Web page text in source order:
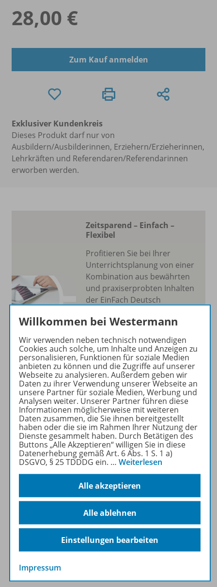
28,00 €
Zum Kauf anmelden
Exklusiver Kundenkreis
Dieses Produkt darf nur von
Ausbildern/Ausbilderinnen, Erziehern/Erzieherinnen,
Lehrkräften und Referendaren/Referendarinnen
erworben werden.
Zeitsparend – Einfach –
Flexibel
Profitieren Sie bei Ihrer
Unterrichtsplanung von einer
Kombination aus bewährten
und praxiserprobten Inhalten
der EinFach Deutsch
Vorzügen einer
benutzerfreundlichen und
intuitiven
Softwareumgebung.
Mehr erfahren
Produktinformationen
Beschreibung
Zugehörige Produkte
Willkommen bei Westermann
Wir verwenden neben technisch notwendigen
Cookies auch solche, um Inhalte und Anzeigen zu
personalisieren, Funktionen für soziale Medien
anbieten zu können und die Zugriffe auf unserer
Webseite zu analysieren. Außerdem geben wir
Daten zu ihrer Verwendung unserer Webseite an
unsere Partner für soziale Medien, Werbung und
Analysen weiter. Unserer Partner führen diese
Informationen möglicherweise mit weiteren
Daten zusammen, die Sie ihnen bereitgestellt
haben oder die sie im Rahmen Ihrer Nutzung der
Dienste gesammelt haben. Durch Betätigen des
Buttons „Alle Akzeptieren“ willigen Sie in diese
Datenerhebung gemäß Art. 6 Abs. 1 S. 1 a)
DSGVO, § 25 TDDDG ein. … Weiterlesen
Alle akzeptieren
Alle ablehnen
Einstellungen bearbeiten
Impressum